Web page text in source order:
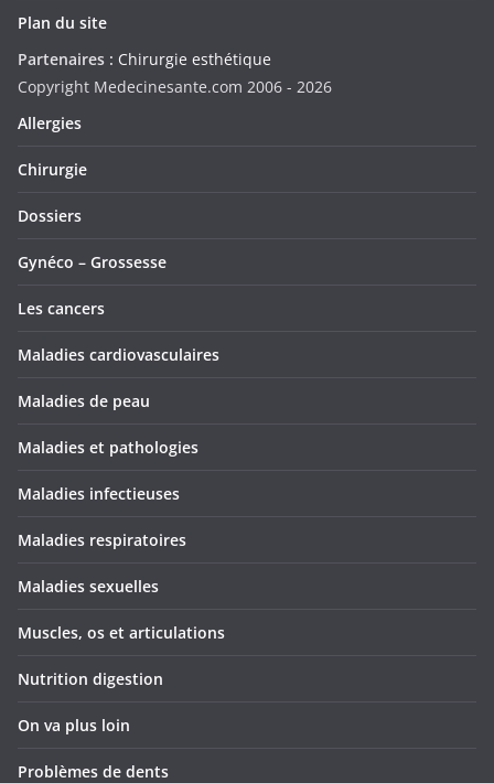
Plan du site
Partenaires : Chirurgie esthétique
Copyright Medecinesante.com 2006 - 2026
Allergies
Chirurgie
Dossiers
Gynéco – Grossesse
Les cancers
Maladies cardiovasculaires
Maladies de peau
Maladies et pathologies
Maladies infectieuses
Maladies respiratoires
Maladies sexuelles
Muscles, os et articulations
Nutrition digestion
On va plus loin
Problèmes de dents